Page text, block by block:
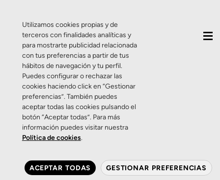
Etiqueta:lentes
graduadas
Zamarripa
Mykita en Zamarripa.
29 DE DICIEMBRE DE 2016
0 COMENTARIOS
Utilizamos cookies propias y de
terceros con finalidades analíticas y
para mostrarte publicidad relacionada
con tus preferencias a partir de tus
hábitos de navegación y tu perfil.
Puedes configurar o rechazar las
cookies haciendo click en “Gestionar
preferencias”. También puedes
aceptar todas las cookies pulsando el
botón “Aceptar todas”. Para más
información puedes visitar nuestra
Política de cookies.
ACEPTAR TODAS GESTIONAR PREFERENCIAS